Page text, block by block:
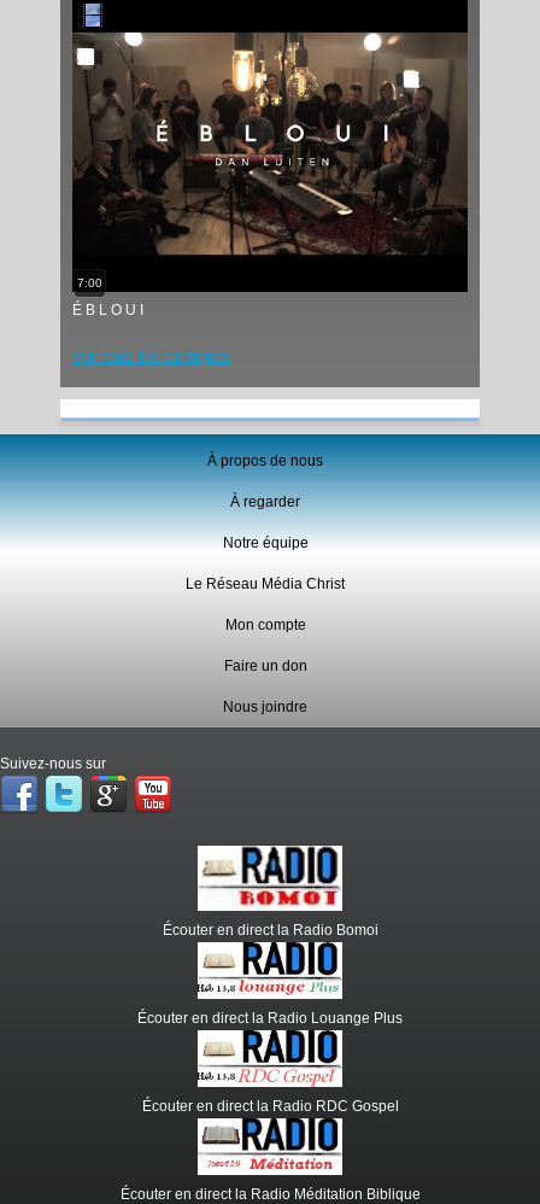
7:00
É B L O U I
Voir tous les cantiques
À propos de nous
À regarder
Notre équipe
Le Réseau Média Christ
Mon compte
Faire un don
Nous joindre
Suivez-nous sur
Écouter en direct la Radio Bomoi
Écouter en direct la Radio Louange Plus
Écouter en direct la Radio RDC Gospel
Écouter en direct la Radio Méditation Biblique